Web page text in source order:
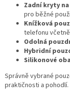
Zadní kryty na
pro běžné
Knížková
telefonu
Odolná
Hybridní
Silikonové
Správně vybrané
praktičnosti a pohodlí.